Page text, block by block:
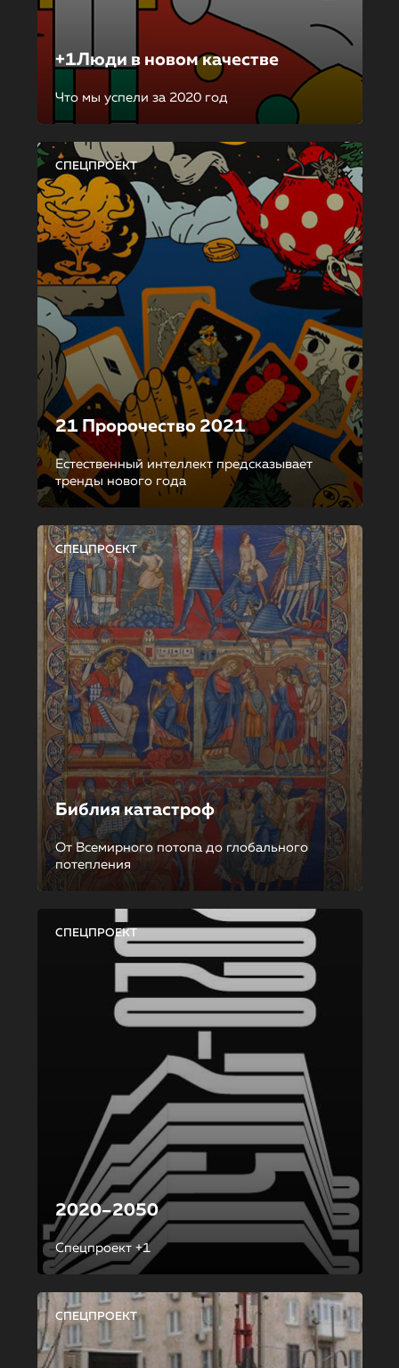
+1Люди в новом качестве
Что мы успели за 2020 год
СПЕЦПРОЕКТ
21 Пророчество 2021
Естественный интеллект предсказывает
тренды нового года
СПЕЦПРОЕКТ
Библия катастроф
От Всемирного потопа до глобального
потепления
СПЕЦПРОЕКТ
2020–2050
Спецпроект +1
СПЕЦПРОЕКТ